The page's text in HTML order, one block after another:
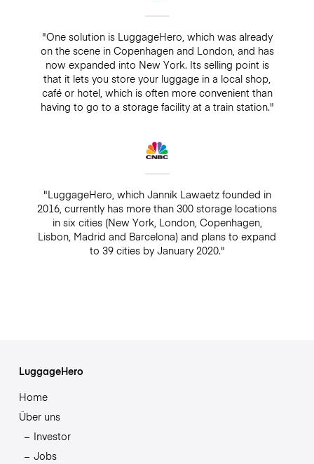
"One solution is LuggageHero, which was already
on the scene in Copenhagen and London, and has
now expanded into New York. Its selling point is
that it lets you store your luggage in a local shop,
café or hotel, which is often more convenient than
having to go to a storage facility at a train station."
"LuggageHero, which Jannik Lawaetz founded in
2016, currently has more than 300 storage locations
in six cities (New York, London, Copenhagen,
Lisbon, Madrid and Barcelona) and plans to expand
to 39 cities by January 2020."
LuggageHero
Home
Über uns
Investor
Jobs